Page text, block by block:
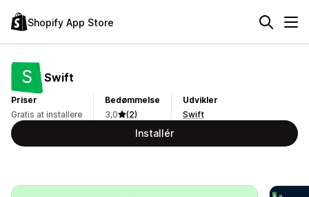
Shopify App Store
Swift
Priser
Gratis at installere
Bedømmelse
3,0
(2)
Udvikler
Swift
Installér